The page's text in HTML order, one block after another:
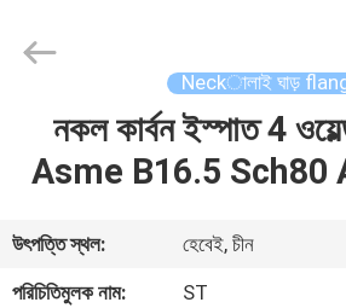
ভিডিও
Ltd..
Developed
Neckালাই ঘাড়
নকল কার্বন ইস্পাত 4
Asme B16.5 Sch80
উৎপত্তি স্থল:
হেবেই, চীন
পরিচিতিমুলক নাম:
ST